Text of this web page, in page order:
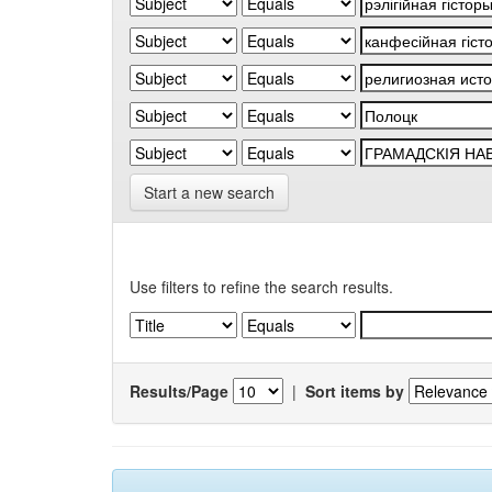
Start a new search
Use filters to refine the search results.
Results/Page | Sort items by